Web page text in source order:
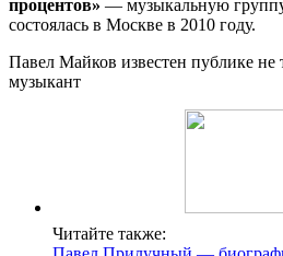
процентов» — музыкальную
состоялась в Москве в 2010 году.
Павел Майков известен публике не
музыкант
Читайте также: